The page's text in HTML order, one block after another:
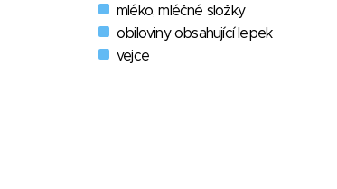
mléko, mléčné složky
obiloviny obsahující lepek
vejce